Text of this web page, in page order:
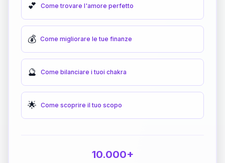
💕 Come trovare l'amore perfetto
💰 Come migliorare le tue finanze
🔮 Come bilanciare i tuoi chakra
🌟 Come scoprire il tuo scopo
10.000+